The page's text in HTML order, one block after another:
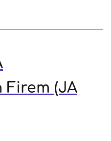
Firem (JA